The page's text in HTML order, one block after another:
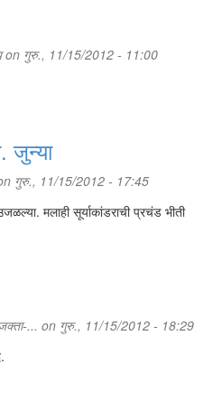
on गुरु., 11/15/2012 - 11:00
गुरु., 11/15/2012 - 17:45
मलाही सूर्याकांडराची प्रचंड भीती
... on गुरु., 11/15/2012 - 18:29